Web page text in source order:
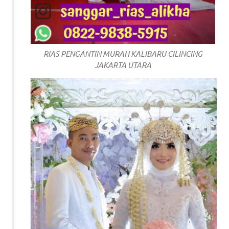
good
luxury
replica
watches.
men's
https://www.drugswatches.com.
RIAS PENGANTIN MURAH KALIBARU CILINCING
JAKARTA UTARA